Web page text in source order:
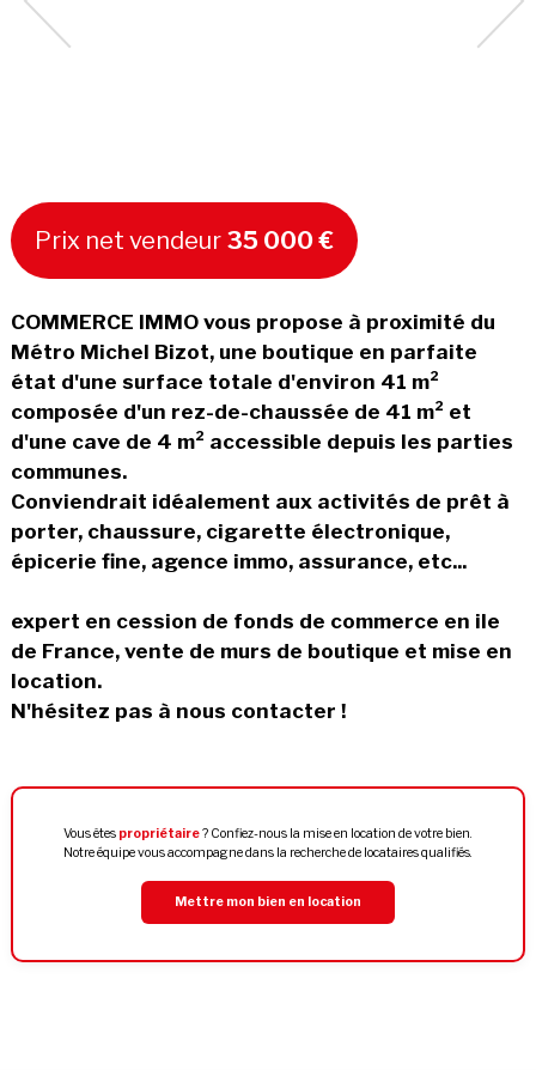
Prix net vendeur 35 000 €
COMMERCE IMMO vous propose à proximité du
Métro Michel Bizot, une boutique en parfaite
état d'une surface totale d'environ 41 m²
composée d'un rez-de-chaussée de 41 m² et
d'une cave de 4 m² accessible depuis les parties
communes.
Conviendrait idéalement aux activités de prêt à
porter, chaussure, cigarette électronique,
épicerie fine, agence immo, assurance, etc...
expert en cession de fonds de commerce en ile
de France, vente de murs de boutique et mise en
location.
N'hésitez pas à nous contacter !
Vous êtes propriétaire? Confiez-nous la mise en location de votre bien.
Notre équipe vous accompagne dans la recherche de locataires qualifiés.
Mettre mon bien en location